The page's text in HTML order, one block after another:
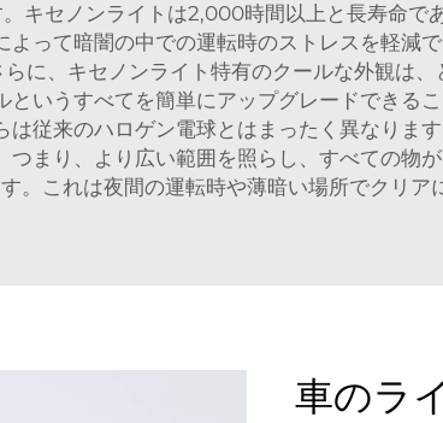
キセノンライトは2,000時間以上と長寿命で
って暗闇の中での運転時のストレスを軽減
に、キセノンライト特有のクールな外観は
いうすべてを簡単にアップグレードできる
従来のハロゲン電球とはまったく異なりま
まり、より広い範囲を照らし、すべての物
。これは夜間の運転時や薄暗い場所でクリア
車のラ